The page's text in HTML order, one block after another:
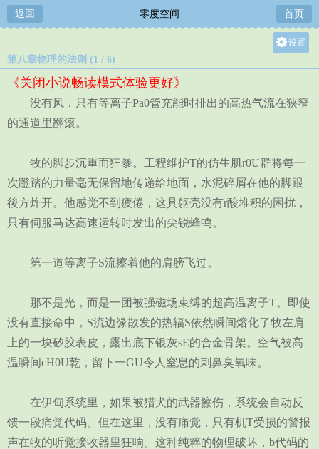
返回 零度空间 首页
设置
中
第八章物理的法则 (1 / 6)
《关闭小说畅读模式体验更好》
没有风，只有等离子Pa0管充能时排出的高热气流在狭窄
的通道里翻滚。
牧的脚步沉重而狂暴。工程维护T的仿生肌r0U群将每一
次蹬踏的力量毫无保留地传递给地面，水泥碎屑在他的脚跟
後方炸开。他感觉不到疲倦，这具躯壳没有r酸堆积的困扰，
只有伺服马达高速运转时发出的尖锐蜂鸣。
第一道等离子S流擦着他的肩膀飞过。
那不是光，而是一团被强磁场束缚的超高温离子T。即使
没有直接命中，S流边缘散发的热辐S依然瞬间熔化了牧左肩
上的一块矽胶表皮，露出底下银灰sE的合金骨架。空气被高
温瞬间cH0U乾，留下一GU令人窒息的刺鼻臭氧味。
在伊甸系统里，如果被猎犬的武器擦伤，系统会自动反
馈一段痛觉代码。但在这里，没有痛觉，只有机T受损的警报
声在牧的听觉接收器里狂响。这种纯粹的物理破坏，b代码的